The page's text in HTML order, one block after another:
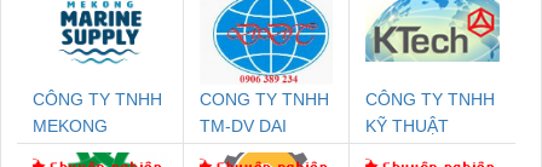
CÔNG TY TNHH
MEKONG
MARINE SUPPLY
CONG TY TNHH
TM-DV DAI
DONG THANH
CÔNG TY TNHH
KỸ THUẬT